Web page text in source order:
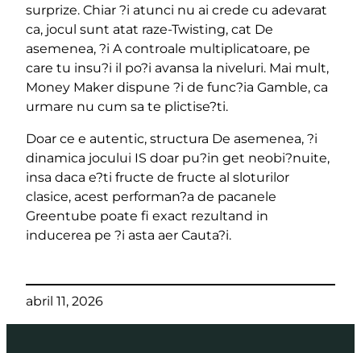
surprize. Chiar ?i atunci nu ai crede cu adevarat
ca, jocul sunt atat raze-Twisting, cat De
asemenea, ?i A controale multiplicatoare, pe
care tu insu?i il po?i avansa la niveluri. Mai mult,
Money Maker dispune ?i de func?ia Gamble, ca
urmare nu cum sa te plictise?ti.
Doar ce e autentic, structura De asemenea, ?i
dinamica jocului IS doar pu?in get neobi?nuite,
insa daca e?ti fructe de fructe al sloturilor
clasice, acest performan?a de pacanele
Greentube poate fi exact rezultand in
inducerea pe ?i asta aer Cauta?i.
abril 11, 2026